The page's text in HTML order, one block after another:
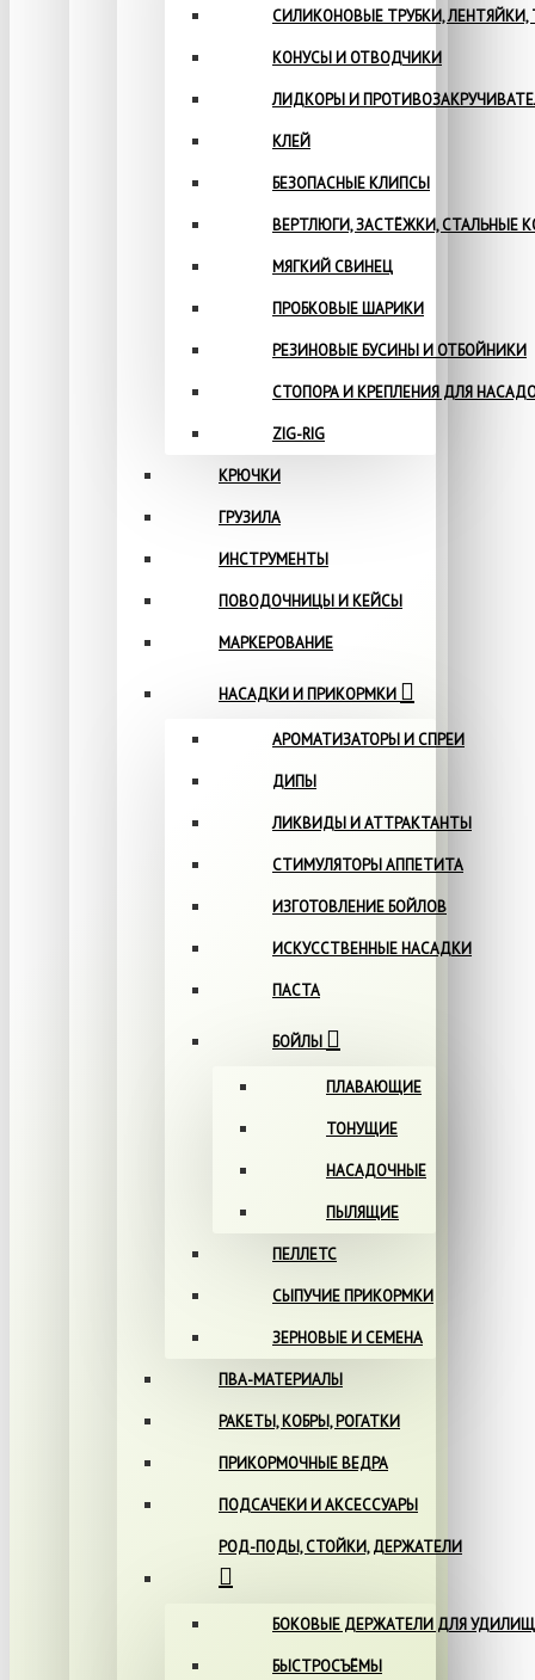
СИЛИКОНОВЫЕ ТРУБКИ,
КОНУСЫ И ОТВОДЧИКИ
ЛИДКОРЫ И
КЛЕЙ
БЕЗОПАСНЫЕ КЛИПСЫ
ВЕРТЛЮГИ, ЗАСТЁЖКИ, СТАЛЬНЫЕ
МЯГКИЙ СВИНЕЦ
ПРОБКОВЫЕ ШАРИКИ
РЕЗИНОВЫЕ БУСИНЫ И ОТБОЙНИКИ
СТОПОРА И КРЕПЛЕНИЯ ДЛЯ
ZIG-RIG
КРЮЧКИ
ГРУЗИЛА
ИНСТРУМЕНТЫ
ПОВОДОЧНИЦЫ И КЕЙСЫ
МАРКЕРОВАНИЕ
НАСАДКИ И ПРИКОРМКИ
АРОМАТИЗАТОРЫ И СПРЕИ
ДИПЫ
ЛИКВИДЫ И АТТРАКТАНТЫ
СТИМУЛЯТОРЫ АППЕТИТА
ИЗГОТОВЛЕНИЕ БОЙЛОВ
ИСКУССТВЕННЫЕ НАСАДКИ
ПАСТА
БОЙЛЫ
ПЛАВАЮЩИЕ
ТОНУЩИЕ
НАСАДОЧНЫЕ
ПЫЛЯЩИЕ
ПЕЛЛЕТС
СЫПУЧИЕ ПРИКОРМКИ
ЗЕРНОВЫЕ И СЕМЕНА
ПВА-МАТЕРИАЛЫ
РАКЕТЫ, КОБРЫ, РОГАТКИ
ПРИКОРМОЧНЫЕ ВЕДРА
ПОДСАЧЕКИ И АКСЕССУАРЫ
РОД-ПОДЫ, СТОЙКИ, ДЕРЖАТЕЛИ
БОКОВЫЕ ДЕРЖАТЕЛИ ДЛЯ УДИЛИЩ
БЫСТРОСЪЁМЫ